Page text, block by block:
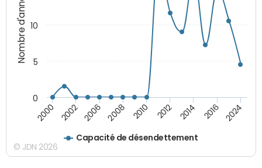
Nombre d'années
Capacité de désendettement
2000 2002 2006 2008 2010 2012 2014 2016 2024
0
5
10
© JDN 2026